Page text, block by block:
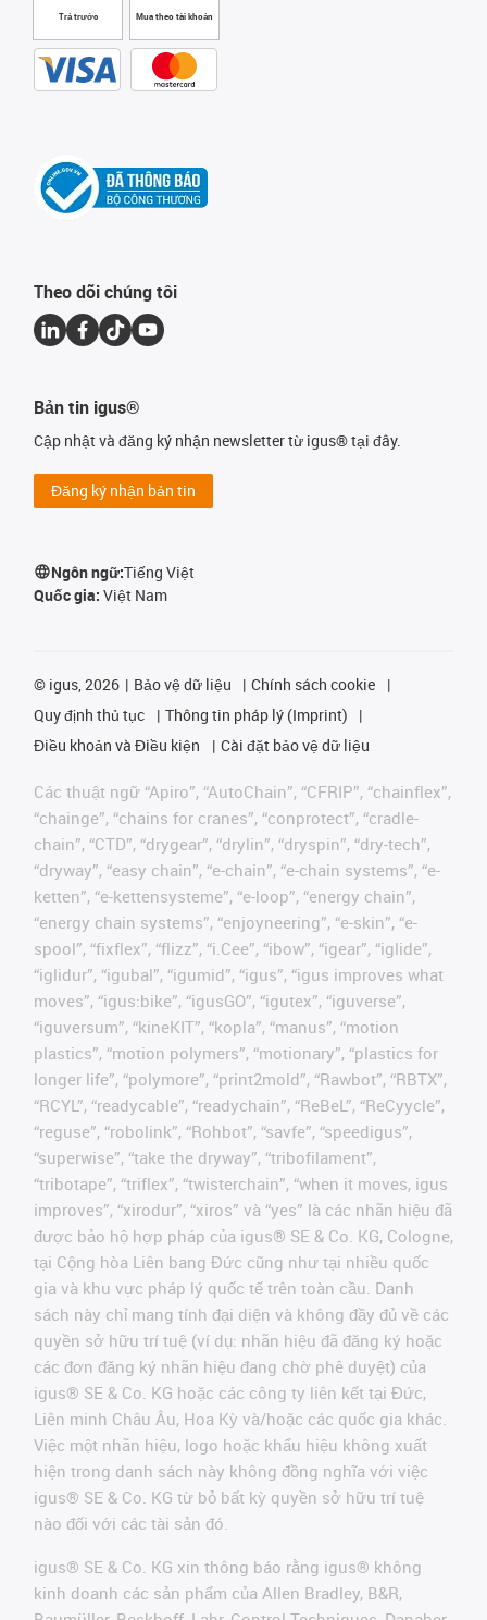
Trả trước Mua theo tài khoản
Theo dõi chúng tôi
Bản tin igus®
Cập nhật và đăng ký nhận newsletter từ igus® tại đây.
Đăng ký nhận bản tin
Ngôn ngữ:Tiếng Việt
Quốc gia: Việt Nam
© igus, 2026 Bảo vệ dữ liệu
Chính sách cookie
Quy định thủ tục
Thông tin pháp lý (Imprint)
Điều khoản và Điều kiện
Cài đặt bảo vệ dữ liệu
Các thuật ngữ “Apiro”, “AutoChain”, “CFRIP”, “chainflex”,
“chainge”, “chains for cranes”, “conprotect”, “cradle-
chain”, “CTD”, “drygear”, “drylin”, “dryspin”, “dry-tech”,
“dryway”, “easy chain”, “e-chain”, “e-chain systems”, “e-
ketten”, “e-kettensysteme”, “e-loop”, “energy chain”,
“energy chain systems”, “enjoyneering”, “e-skin”, “e-
spool”, “fixflex”, “flizz”, “i.Cee”, “ibow”, “igear”, “iglide”,
“iglidur”, “igubal”, “igumid”, “igus”, “igus improves what
moves”, “igus:bike”, “igusGO”, “igutex”, “iguverse”,
“iguversum”, “kineKIT”, “kopla”, “manus”, “motion
plastics”, “motion polymers”, “motionary”, “plastics for
longer life”, “polymore”, “print2mold”, “Rawbot”, “RBTX”,
“RCYL”, “readycable”, “readychain”, “ReBeL”, “ReCyycle”,
“reguse”, “robolink”, “Rohbot”, “savfe”, “speedigus”,
“superwise”, “take the dryway”, “tribofilament”,
“tribotape”, “triflex”, “twisterchain”, “when it moves, igus
improves”, “xirodur”, “xiros” và “yes” là các nhãn hiệu đã
được bảo hộ hợp pháp của igus® SE & Co. KG, Cologne,
tại Cộng hòa Liên bang Đức cũng như tại nhiều quốc
gia và khu vực pháp lý quốc tế trên toàn cầu. Danh
sách này chỉ mang tính đại diện và không đầy đủ về các
quyền sở hữu trí tuệ (ví dụ: nhãn hiệu đã đăng ký hoặc
các đơn đăng ký nhãn hiệu đang chờ phê duyệt) của
igus® SE & Co. KG hoặc các công ty liên kết tại Đức,
Liên minh Châu Âu, Hoa Kỳ và/hoặc các quốc gia khác.
Việc một nhãn hiệu, logo hoặc khẩu hiệu không xuất
hiện trong danh sách này không đồng nghĩa với việc
igus® SE & Co. KG từ bỏ bất kỳ quyền sở hữu trí tuệ
nào đối với các tài sản đó.
igus® SE & Co. KG xin thông báo rằng igus® không
kinh doanh các sản phẩm của Allen Bradley, B&R,